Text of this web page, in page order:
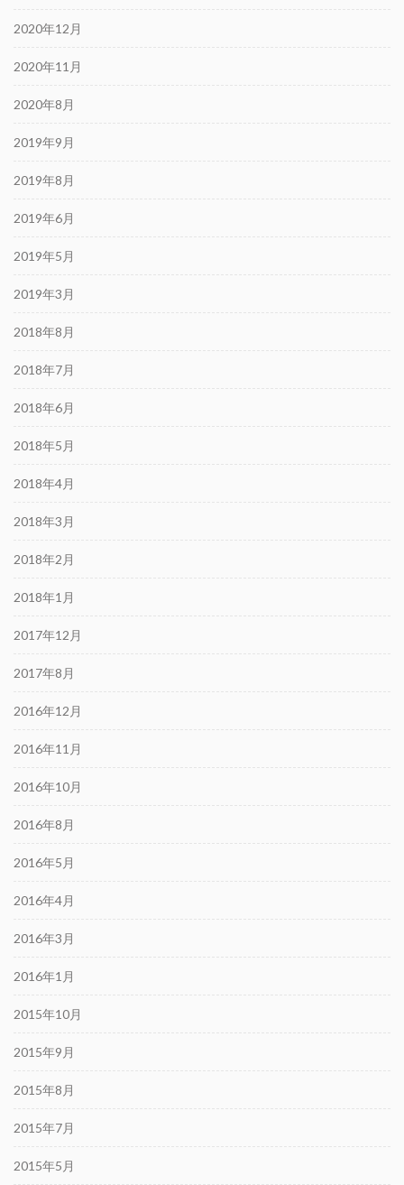
2020年12月
2020年11月
2020年8月
2019年9月
2019年8月
2019年6月
2019年5月
2019年3月
2018年8月
2018年7月
2018年6月
2018年5月
2018年4月
2018年3月
2018年2月
2018年1月
2017年12月
2017年8月
2016年12月
2016年11月
2016年10月
2016年8月
2016年5月
2016年4月
2016年3月
2016年1月
2015年10月
2015年9月
2015年8月
2015年7月
2015年5月